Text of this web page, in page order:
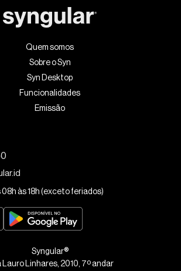
Quem somos
Sobre o Syn
Syn Desktop
Funcionalidades
Emissão
Syngular®
Lauro Linhares, 2010, 7º andar
às 18h (exceto feriados)